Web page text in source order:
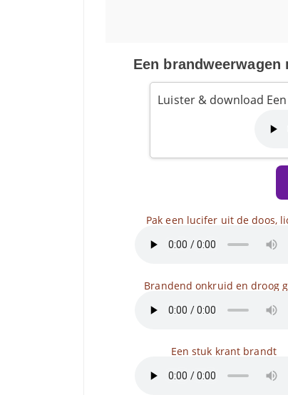
Een
Luister & download
Pak een lucifer uit de doos,
Brandend onkruid en droog
Een stuk krant brandt